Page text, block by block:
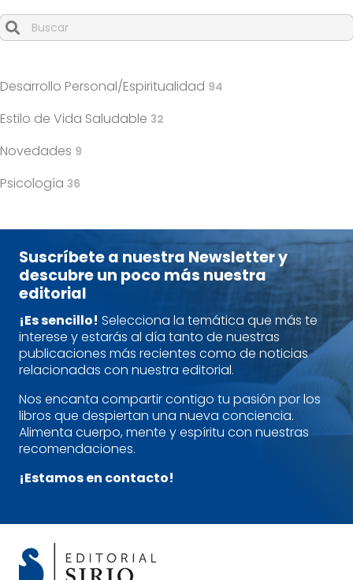
Desarrollo Personal/Espiritualidad 94
Estilo de Vida Saludable 32
Novedades 9
Psicología 36
Suscríbete a nuestra Newsletter y
descubre un poco más nuestra
editorial
¡Es sencillo! Selecciona la temática que más te
interese y estarás al día tanto de nuestras
publicaciones más recientes como de noticias
relacionadas con nuestra editorial.
Nos encanta compartir contigo tu pasión por los
libros que despiertan una nueva conciencia.
Alimenta cuerpo, mente y espíritu con nuestras
recomendaciones.
¡Estamos en contacto!